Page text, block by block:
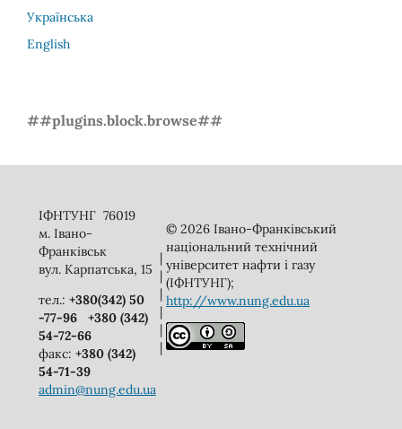
Українська
English
##plugins.block.browse##
ІФНТУНГ 76019
м. Івано-
Франківськ
вул. Карпатська, 15
тел.: +380(342) 50
-77-96
+380 (342)
54-72-66
факс: +380 (342)
54-71-39
admin@nung.edu.ua
|
|
|
|
|
|
© 2026 Івано-Франківський
національний технічний
університет нафти і газу
(ІФНТУНГ);
http://www.nung.edu.ua